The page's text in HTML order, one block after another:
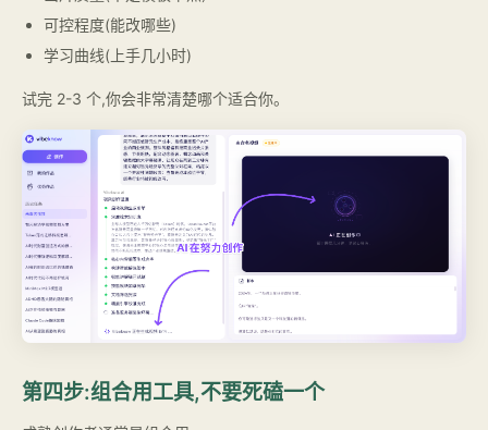
可控程度(能改哪些)
学习曲线(上手几小时)
试完 2-3 个,你会非常清楚哪个适合你。
第四步:组合用工具,不要死磕一个